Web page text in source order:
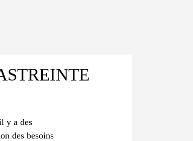
y a des
des besoins